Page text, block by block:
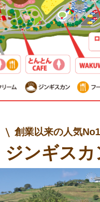
創業以来の人気
ジンギスカ